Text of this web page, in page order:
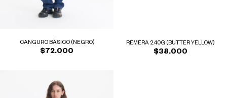
CANGURO BÁSICO (NEGRO)
$72.000
REMERA 240G (BUTTER YELLOW)
$38.000